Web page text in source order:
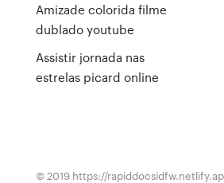
Amizade colorida filme
dublado youtube
Assistir jornada nas
estrelas picard online
© 2019 https://